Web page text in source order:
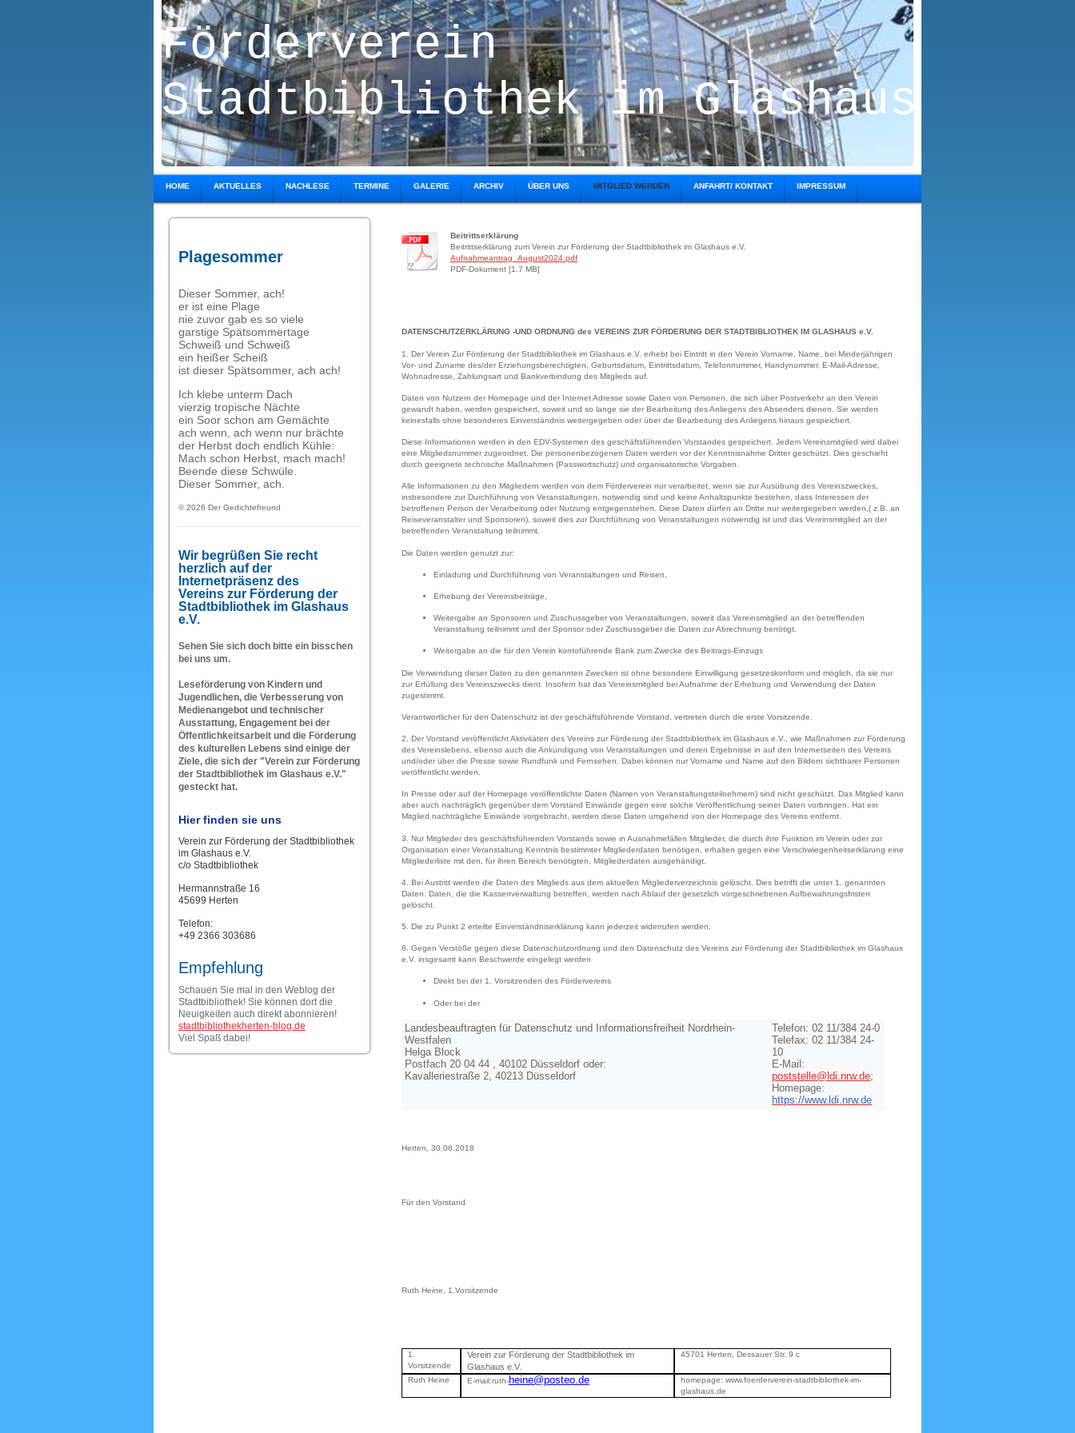
Förderverein
Stadtbibliothek im Glashaus
HOME AKTUELLES NACHLESE TERMINE GALERIE ARCHIV ÜBER UNS MITGLIED WERDEN ANFAHRT/ KONTAKT IMPRESSUM
Plagesommer
Dieser Sommer, ach!
er ist eine Plage
nie zuvor gab es so viele
garstige Spätsommertage
Schweiß und Schweiß
ein heißer Scheiß
ist dieser Spätsommer, ach ach!
Ich klebe unterm Dach
vierzig tropische Nächte
ein Soor schon am Gemächte
ach wenn, ach wenn nur brächte
der Herbst doch endlich Kühle:
Mach schon Herbst, mach mach!
Beende diese Schwüle.
Dieser Sommer, ach.
© 2026 Der Gedichtefreund
Wir begrüßen Sie recht
herzlich auf der
Internetpräsenz des
Vereins zur Förderung der
Stadtbibliothek im Glashaus
e.V.
Sehen Sie sich doch bitte ein bisschen
bei uns um.
Leseförderung von Kindern und
Jugendlichen, die Verbesserung von
Medienangebot und technischer
Ausstattung, Engagement bei der
Öffentlichkeitsarbeit und die Förderung
des kulturellen Lebens sind einige der
Ziele, die sich der "Verein zur Förderung
der Stadtbibliothek im Glashaus e.V."
gesteckt hat.
Hier finden sie uns
Verein zur Förderung der Stadtbibliothek
im Glashaus e.V.
c/o Stadtbibliothek
Hermannstraße 16
45699 Herten
Telefon:
+49 2366 303686
Empfehlung
Schauen Sie mal in den Weblog der
Stadtbibliothek! Sie können dort die
Neuigkeiten auch direkt abonnieren!
stadtbibliothekherten-blog.de
Viel Spaß dabei!
Beitrittserklärung
Beitrittserklärung zum Verein zur Förderung der Stadtbibliothek im Glashaus e.V.
Aufnahmeantrag_August2024.pdf
PDF-Dokument [1.7 MB]
DATENSCHUTZERKLÄRUNG -UND ORDNUNG des VEREINS ZUR FÖRDERUNG DER STADTBIBLIOTHEK IM GLASHAUS e.V.
1. Der Verein Zur Förderung der Stadtbibliothek im Glashaus e.V. erhebt bei Eintritt in den Verein Vorname, Name, bei Minderjährigen
Vor- und Zuname des/der Erziehungsberechtigten, Geburtsdatum, Eintrittsdatum, Telefonnummer, Handynummer, E-Mail-Adresse,
Wohnadresse, Zahlungsart und Bankverbindung des Mitglieds auf.
Daten von Nutzern der Homepage und der Internet Adresse sowie Daten von Personen, die sich über Postverkehr an den Verein
gewandt haben, werden gespeichert, soweit und so lange sie der Bearbeitung des Anliegens des Absenders dienen. Sie werden
keinesfalls ohne besonderes Einverständnis weitergegeben oder über die Bearbeitung des Anliegens hinaus gespeichert.
Diese Informationen werden in den EDV-Systemen des geschäftsführenden Vorstandes gespeichert. Jedem Vereinsmitglied wird dabei
eine Mitgliedsnummer zugeordnet. Die personenbezogenen Daten werden vor der Kenntnisnahme Dritter geschützt. Dies geschieht
durch geeignete technische Maßnahmen (Passwortschutz) und organisatorische Vorgaben.
Alle Informationen zu den Mitgliedern werden von dem Förderverein nur verarbeitet, wenn sie zur Ausübung des Vereinszweckes,
insbesondere zur Durchführung von Veranstaltungen, notwendig sind und keine Anhaltspunkte bestehen, dass Interessen der
betroffenen Person der Verarbeitung oder Nutzung entgegenstehen. Diese Daten dürfen an Dritte nur weitergegeben werden,( z.B. an
Reiseveranstalter und Sponsoren), soweit dies zur Durchführung von Veranstaltungen notwendig ist und das Vereinsmitglied an der
betreffenden Veranstaltung teilnimmt.
Die Daten werden genutzt zur:
Einladung und Durchführung von Veranstaltungen und Reisen,
Erhebung der Vereinsbeiträge,
Weitergabe an Sponsoren und Zuschussgeber von Veranstaltungen, soweit das Vereinsmitglied an der betreffenden
Veranstaltung teilnimmt und der Sponsor oder Zuschussgeber die Daten zur Abrechnung benötigt.
Weitergabe an die für den Verein kontoführende Bank zum Zwecke des Beitrags-Einzugs
Die Verwendung dieser Daten zu den genannten Zwecken ist ohne besondere Einwilligung gesetzeskonform und möglich, da sie nur
zur Erfüllung des Vereinszwecks dient. Insofern hat das Vereinsmitglied bei Aufnahme der Erhebung und Verwendung der Daten
zugestimmt.
Verantwortlicher für den Datenschutz ist der geschäftsführende Vorstand, vertreten durch die erste Vorsitzende.
2. Der Vorstand veröffentlicht Aktivitäten des Vereins zur Förderung der Stadtbibliothek im Glashaus e.V., wie Maßnahmen zur Förderung
des Vereinslebens, ebenso auch die Ankündigung von Veranstaltungen und deren Ergebnisse in auf den Internetseiten des Vereins
und/oder über die Presse sowie Rundfunk und Fernsehen. Dabei können nur Vorname und Name auf den Bildern sichtbarer Personen
veröffentlicht werden.
In Presse oder auf der Homepage veröffentlichte Daten (Namen von Veranstaltungsteilnehmern) sind nicht geschützt. Das Mitglied kann
aber auch nachträglich gegenüber dem Vorstand Einwände gegen eine solche Veröffentlichung seiner Daten vorbringen. Hat ein
Mitglied nachträgliche Einwände vorgebracht, werden diese Daten umgehend von der Homepage des Vereins entfernt.
3. Nur Mitglieder des geschäftsführenden Vorstands sowie in Ausnahmefällen Mitglieder, die durch ihre Funktion im Verein oder zur
Organisation einer Veranstaltung Kenntnis bestimmter Mitgliederdaten benötigen, erhalten gegen eine Verschwiegenheitserklärung eine
Mitgliederliste mit den, für ihren Bereich benötigten, Mitgliederdaten ausgehändigt.
4. Bei Austritt werden die Daten des Mitglieds aus dem aktuellen Mitgliederverzeichnis gelöscht. Dies betrifft die unter 1. genannten
Daten. Daten, die die Kassenverwaltung betreffen, werden nach Ablauf der gesetzlich vorgeschriebenen Aufbewahrungsfristen
gelöscht.
5. Die zu Punkt 2 erteilte Einverständniserklärung kann jederzeit widerrufen werden.
6. Gegen Verstöße gegen diese Datenschutzordnung und den Datenschutz des Vereins zur Förderung der Stadtbibliothek im Glashaus
e.V. insgesamt kann Beschwerde eingelegt werden
Direkt bei der 1. Vorsitzenden des Fördervereins
Oder bei der
Landesbeauftragten für Datenschutz und Informationsfreiheit Nordrhein-
Westfalen
Helga Block
Postfach 20 04 44 , 40102 Düsseldorf oder:
Kavalleriestraße 2, 40213 Düsseldorf
Telefon: 02 11/384 24-0
Telefax: 02 11/384 24-
10
E-Mail:
poststelle@ldi.nrw.de;
Homepage:
https://www.ldi.nrw.de
Herten, 30.06.2018
Für den Vorstand
Ruth Heine, 1.Vorsitzende
1.
Vorsitzende
Verein zur Förderung der Stadtbibliothek im
Glashaus e.V.
45701 Herten, Dessauer Str. 9 c
Ruth Heine E-mail:ruth-heine@posteo.de
homepage: www.foerderverein-stadtbibliothek-im-
glashaus.de